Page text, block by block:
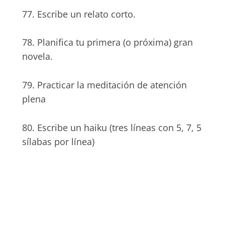
77. Escribe un relato corto.
78. Planifica tu primera (o próxima) gran
novela.
79. Practicar la meditación de atención
plena
80. Escribe un haiku (tres líneas con 5, 7, 5
sílabas por línea)